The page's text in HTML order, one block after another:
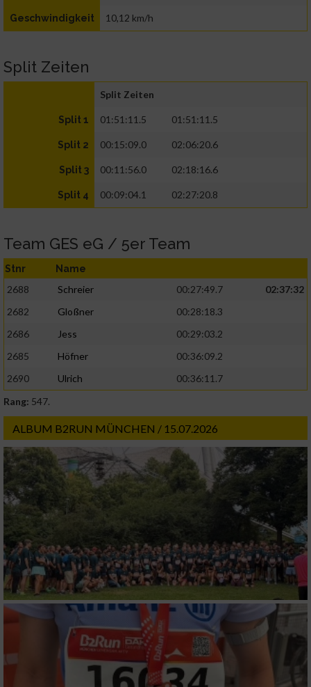
Geschwindigkeit 10,12 km/h
Split Zeiten
Split Zeiten
Split 1 01:51:11.5 01:51:11.5
Split 2 00:15:09.0 02:06:20.6
Split 3 00:11:56.0 02:18:16.6
Split 4 00:09:04.1 02:27:20.8
Team GES eG / 5er Team
Stnr Name
2688 Schreier 00:27:49.7
02:37:32
2682
Gloßner
00:28:18.3
2686
Jess
00:29:03.2
2685
Höfner
00:36:09.2
2690
Ulrich
00:36:11.7
Rang: 547.
ALBUM B2RUN MÜNCHEN / 15.07.2026